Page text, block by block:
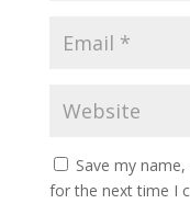
Save my
for the next time I